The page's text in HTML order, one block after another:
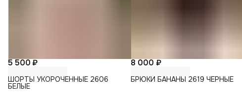
5 500 ₽
ШОРТЫ УКОРОЧЕННЫЕ 2606
БЕЛЫЕ
8 000 ₽
БРЮКИ БАНАНЫ 2619 ЧЕРНЫЕ